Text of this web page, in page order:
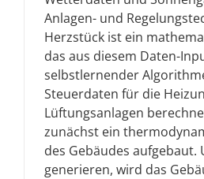
Anlagen- und
Herzstück ist ein
das aus diesem Daten-
selbstlernender
Steuerdaten für die
Lüftungsanlagen
zunächst ein
des Gebäudes aufgebaut.
generieren, wird das